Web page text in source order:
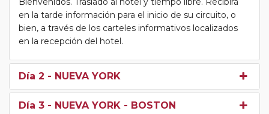
en la tarde información para el inicio de su circuito, o
bien, a través de los carteles informativos localizados
en la recepción del hotel.
Día 2 - NUEVA YORK
Día 3 - NUEVA YORK - BOSTON